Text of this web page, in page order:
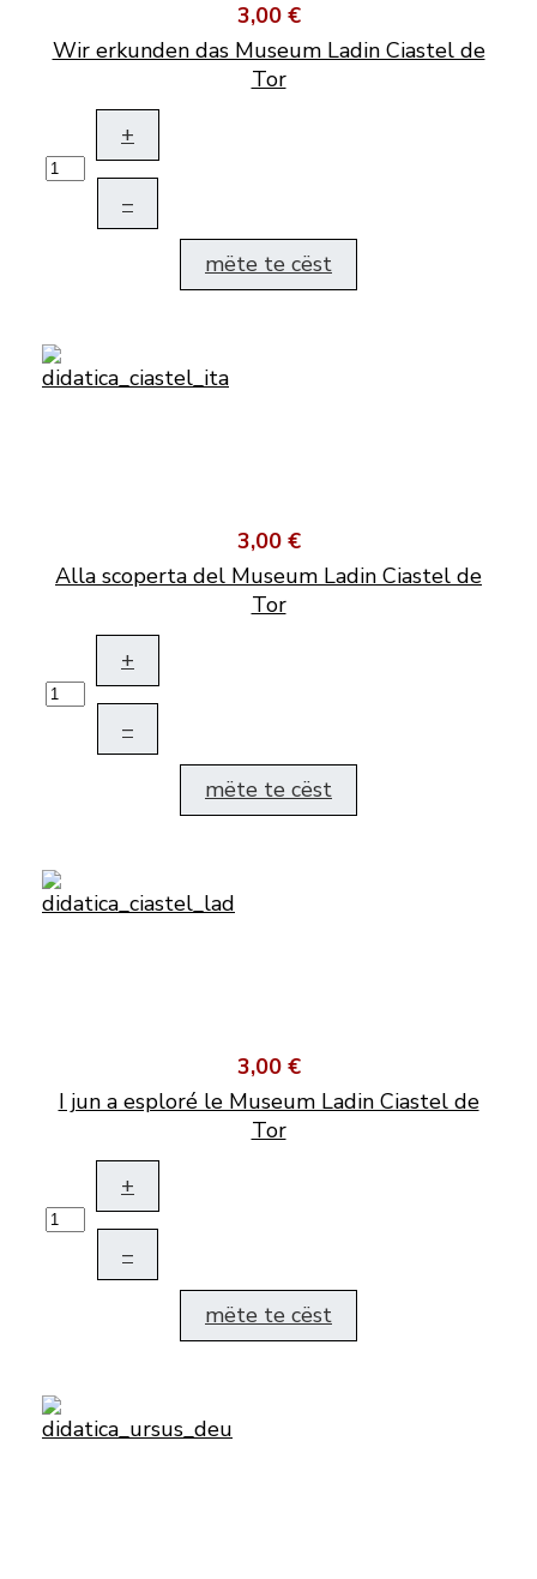
3,00 €
Wir erkunden das Museum Ladin Ciastel de
Tor
+
–
mëte te cëst
3,00 €
Alla scoperta del Museum Ladin Ciastel de
Tor
+
–
mëte te cëst
3,00 €
I jun a esploré le Museum Ladin Ciastel de
Tor
+
–
mëte te cëst